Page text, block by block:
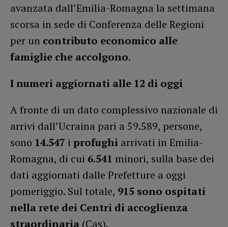
avanzata dall’Emilia-Romagna la settimana
scorsa in sede di Conferenza delle Regioni
per un contributo economico alle
famiglie che accolgono.
I numeri aggiornati alle 12 di oggi
A fronte di un dato complessivo nazionale di
arrivi dall’Ucraina pari a 59.589, persone,
sono 14.547 i profughi arrivati in Emilia-
Romagna, di cui 6.541 minori, sulla base dei
dati aggiornati dalle Prefetture a oggi
pomeriggio. Sul totale, 915 sono ospitati
nella rete dei Centri di accoglienza
straordinaria (Cas).